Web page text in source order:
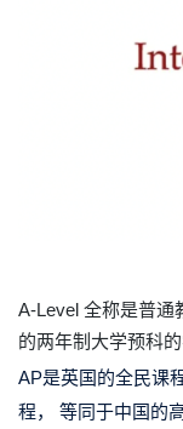
A-Level 全称是普通
的两年制大学预科
AP是英国的全民课
程， 等同于中国的